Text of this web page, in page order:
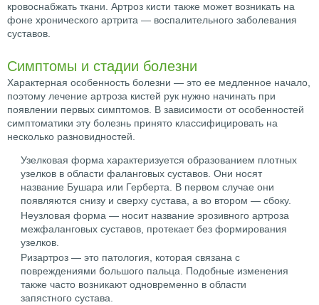
кровоснабжать ткани. Артроз кисти также может возникать на
фоне хронического артрита — воспалительного заболевания
суставов.
Симптомы и стадии болезни
Характерная особенность болезни — это ее медленное начало,
поэтому лечение артроза кистей рук нужно начинать при
появлении первых симптомов. В зависимости от особенностей
симптоматики эту болезнь принято классифицировать на
несколько разновидностей.
Узелковая форма характеризуется образованием плотных
узелков в области фаланговых суставов. Они носят
название Бушара или Герберта. В первом случае они
появляются снизу и сверху сустава, а во втором — сбоку.
Неузловая форма — носит название эрозивного артроза
межфаланговых суставов, протекает без формирования
узелков.
Ризартроз — это патология, которая связана с
повреждениями большого пальца. Подобные изменения
также часто возникают одновременно в области
запястного сустава.